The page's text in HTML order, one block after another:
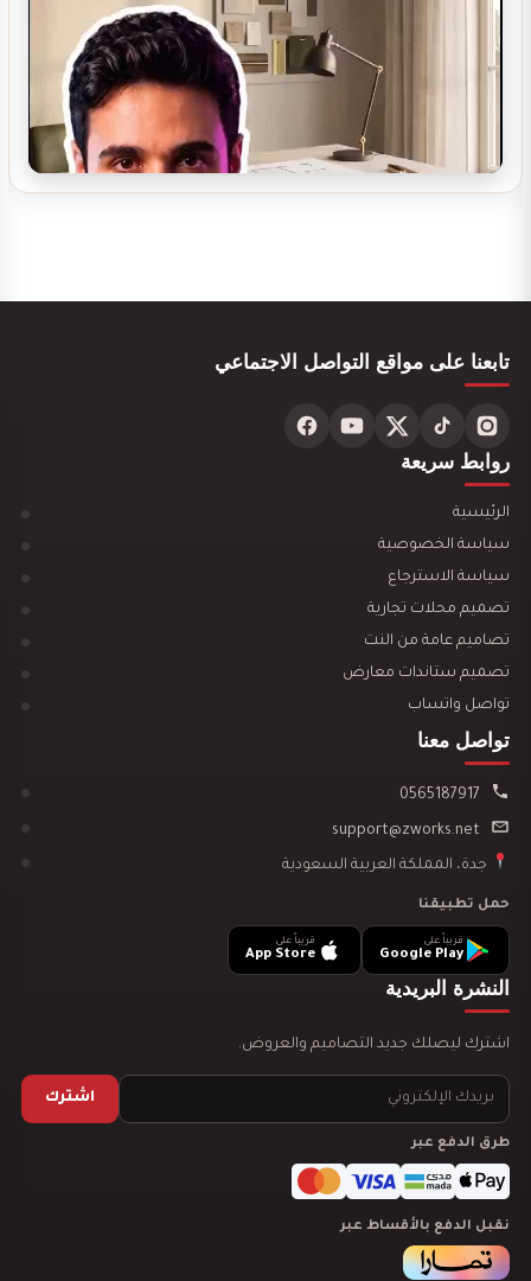
تصميم ديكور بوفية و كافيتيريا
تصميم ديكور مكتبة وقرطاسية يجذب العملاء ويزيد…
تصميم ديكور سينما منزلية
تصميم ديكور مدينة العاب مائية
تصميم ديكور نادي رياضي GYM
دراسة جدوى لمشروعك
تابعنا على مواقع التواصل الاجتماعي
روابط سريعة
الرئيسية
سياسة الخصوصية
سياسة الاسترجاع
تصميم محلات تجارية
تصاميم عامة من النت
تصميم ستاندات معارض
تواصل واتساب
تواصل معنا
جدة، المملكة العربية السعودية
حمل تطبيقنا
قريباً على
Google Play
قريباً على
App Store
النشرة البريدية
اشترك ليصلك جديد التصاميم والعروض.
اشترك
طرق الدفع عبر
نقبل الدفع بالأقساط عبر